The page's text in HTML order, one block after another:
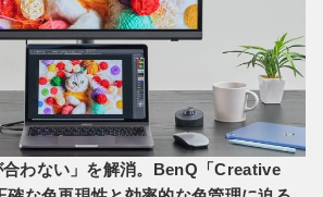
わない」を解消。BenQ「Creative